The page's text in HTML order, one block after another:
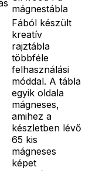
mágnestábla
Fából készült
kreatív
rajztábla
többféle
felhasználási
móddal. A tábla
egyik oldala
mágneses,
amihez a
készletben lévő
65 kis
mágneses
képet
használhatod.